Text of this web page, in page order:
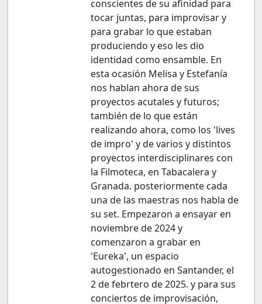
conscientes de su afinidad para
tocar juntas, para improvisar y
para grabar lo que estaban
produciendo y eso les dio
identidad como ensamble. En
esta ocasión Melisa y Estefanía
nos hablan ahora de sus
proyectos acutales y futuros;
también de lo que están
realizando ahora, como los 'lives
de impro' y de varios y distintos
proyectos interdisciplinares con
la Filmoteca, en Tabacalera y
Granada. posteriormente cada
una de las maestras nos habla de
su set. Empezaron a ensayar en
noviembre de 2024 y
comenzaron a grabar en
'Eureka', un espacio
autogestionado en Santander, el
2 de febrtero de 2025. y para sus
conciertos de improvisación,